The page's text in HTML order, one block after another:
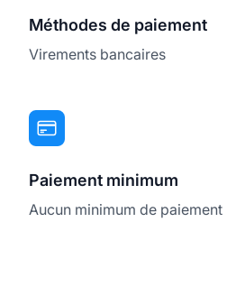
Méthodes de paiement
Virements bancaires
Paiement minimum
Aucun minimum de paiement